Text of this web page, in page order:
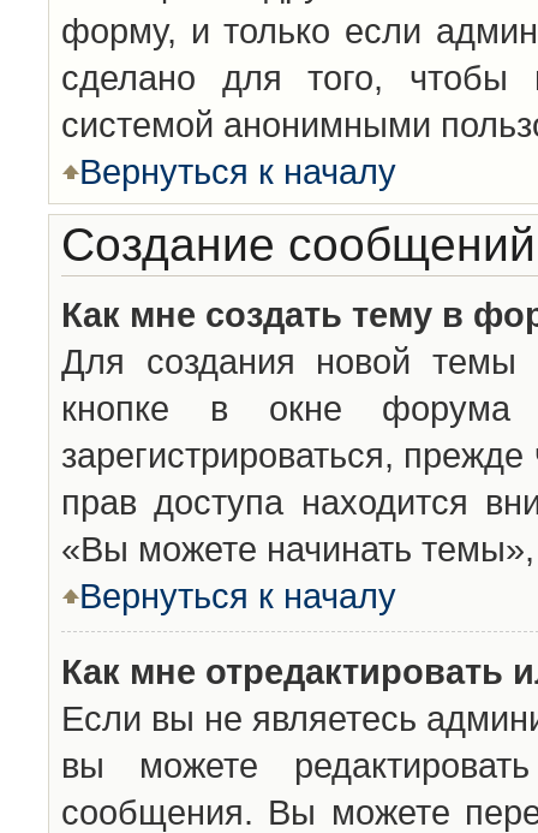
форму, и только если
сделано для того, чтобы
системой анонимными
Вернуться к началу
Создание сообщений
Как мне создать тему в
Для создания новой темы
кнопке в окне
зарегистрироваться,
прав доступа находится
«Вы можете начинать
Вернуться к началу
Как мне отредактировать
Если вы не являетесь
вы можете
сообщения. Вы можете